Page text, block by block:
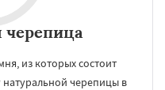
из которых состоит
черепицы в